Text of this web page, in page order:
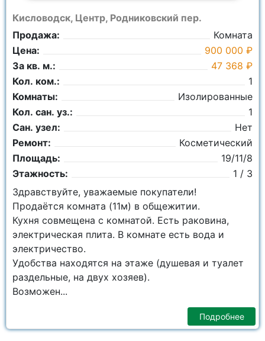
Кисловодск, Центр, Родниковский пер.
Продажа:
Комната
Цена:
900 000 ₽
За кв. м.:
47 368 ₽
Кол. ком.:
1
Комнаты:
Изолированные
Кол. сан. уз.:
1
Сан. узел:
Нет
Ремонт:
Косметический
Площадь:
19/11/8
Этажность:
1 / 3
Здравствуйте, уважаемые покупатели!
Продаётся комната (11м) в общежитии.
Кухня совмещена с комнатой. Есть раковина,
электрическая плита. В комнате есть вода и
электричество.
Удобства находятся на этаже (душевая и туалет
раздельные, на двух хозяев).
Возможен...
Подробнее